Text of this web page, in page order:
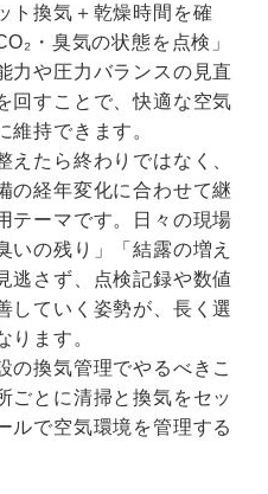
ト換気＋乾燥時間を確
・臭気の状態を点検」
力や圧力バランスの見直
回すことで、快適な空気
維持できます。
たら終わりではなく、
の経年変化に合わせて継
テーマです。日々の現場
いの残り」「結露の増え
逃さず、点検記録や数値
していく姿勢が、長く選
ります。
の換気管理でやるべきこ
ごとに清掃と換気をセッ
ルで空気環境を管理する